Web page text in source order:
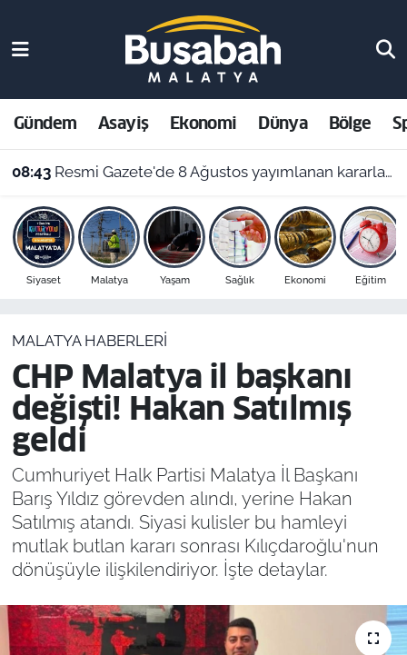
Gündem Asayiş Ekonomi Dünya Bölge
08:43 Resmi Gazete'de 8 Ağustos yayımlanan kararlar belli oldu
Siyaset Malatya Yaşam Sağlık Ekonomi Eğitim
MALATYA HABERLERI
CHP Malatya il başkanı
değişti! Hakan Satılmış
geldi
Cumhuriyet Halk Partisi Malatya İl Başkanı
Barış Yıldız görevden alındı, yerine Hakan
Satılmış atandı. Siyasi kulisler bu hamleyi
mutlak butlan kararı sonrası Kılıçdaroğlu'nun
dönüşüyle ilişkilendiriyor. İşte detaylar.
Asayiş
Ekonomi
Dünya
Bölge
Resmi İlanlar
Malatya Nöbetçi Eczaneler
Malatya Hava Durumu
Malatya Namaz Vakitleri
Malatya Trafik Yoğunluk Haritası
Süper Lig Puan Durumu ve Fikstür
Son Dakika Haberleri
Haber Arşivi